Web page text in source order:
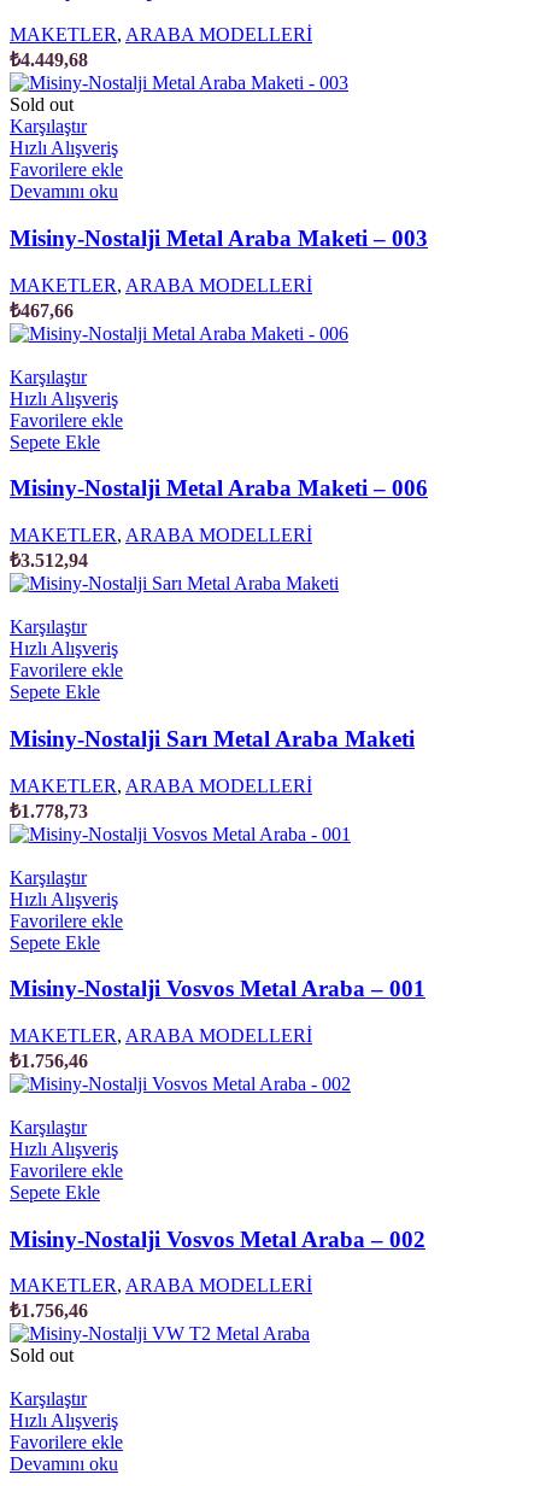
MAKETLER, ARABA MODELLERİ
₺4.449,68
Sold out
Karşılaştır
Hızlı Alışveriş
Favorilere ekle
Devamını oku
Misiny-Nostalji Metal Araba Maketi – 003
MAKETLER, ARABA MODELLERİ
₺467,66
Karşılaştır
Hızlı Alışveriş
Favorilere ekle
Sepete Ekle
Misiny-Nostalji Metal Araba Maketi – 006
MAKETLER, ARABA MODELLERİ
₺3.512,94
Karşılaştır
Hızlı Alışveriş
Favorilere ekle
Sepete Ekle
Misiny-Nostalji Sarı Metal Araba Maketi
MAKETLER, ARABA MODELLERİ
₺1.778,73
Karşılaştır
Hızlı Alışveriş
Favorilere ekle
Sepete Ekle
Misiny-Nostalji Vosvos Metal Araba – 001
MAKETLER, ARABA MODELLERİ
₺1.756,46
Karşılaştır
Hızlı Alışveriş
Favorilere ekle
Sepete Ekle
Misiny-Nostalji Vosvos Metal Araba – 002
MAKETLER, ARABA MODELLERİ
₺1.756,46
Sold out
Karşılaştır
Hızlı Alışveriş
Favorilere ekle
Devamını oku